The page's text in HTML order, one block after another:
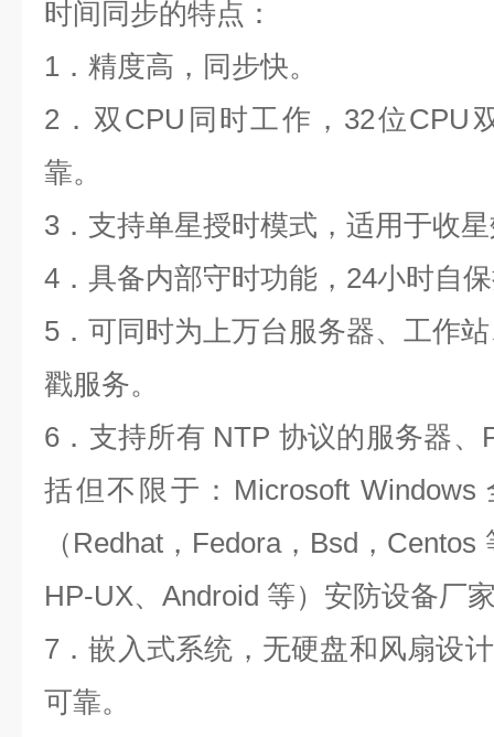
时间同步的特点：
1 ．精度高，同步快。
2 ．双 CPU 同时工作， 32位CPU
靠。
3 ．支持单星授时模式，适用于收
4 ．具备内部守时功能， 24小时自
5 ．可同时为上万台服务器、工作
戳服务。
6 ．支持所有 NTP 协议的服务器、
括但不限于： Microsoft Windows
（ Redhat ， Fedora， Bsd ， Centos
HP‐UX、 Android 等）安防设备厂
7 ．嵌入式系统，无硬盘和风扇设
可靠。